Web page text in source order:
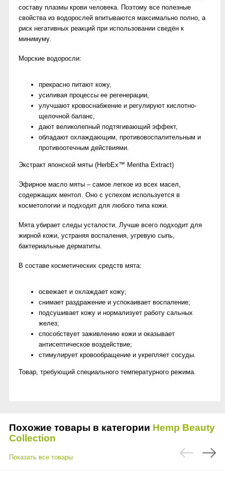
составу плазмы крови человека. Поэтому все полезные
свойства из водорослей впитываются максимально полно, а
риск негативных реакций при использовании сведён к
минимуму.
Морские водоросли:
прекрасно питают кожу,
усиливая процессы ее регенерации,
улучшают кровоснабжение и регулируют кислотно-
щелочной баланс,
дают великолепный подтягивающий эффект,
обладают охлаждающим, противовоспалительным и
противоотечным действиями.
Экстракт японской мяты (HerbEx™ Mentha Extract)
Эфирное масло мяты – самое легкое из всех масел,
содержащих ментол. Оно с успехом используется в
косметологии и подходит для любого типа кожи.
Мята убирает следы усталости. Лучше всего подходит для
жирной кожи, устраняя воспаления, угревую сыпь,
бактериальные дерматиты.
В составе косметических средств мята:
освежает и охлаждает кожу;
снимает раздражение и успокаивает воспаление;
подсушивает кожу и нормализует работу сальных
желез;
способствует заживлению кожи и оказывает
антисептическое воздействие;
стимулирует кровообращение и укрепляет сосуды.
Товар, требующий специального температурного режима.
Похожие товары в категории Hemp Beauty
Collection
Показать все товары